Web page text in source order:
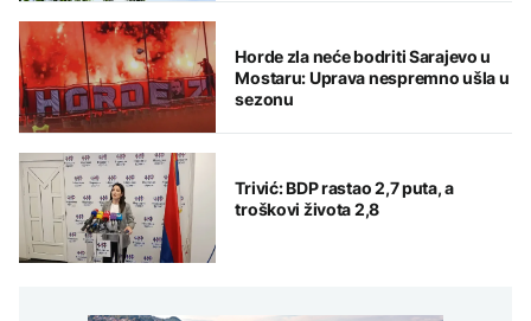
Horde zla neće bodriti Sarajevo u
Mostaru: Uprava nespremno ušla u
sezonu
Trivić: BDP rastao 2,7 puta, a
troškovi života 2,8